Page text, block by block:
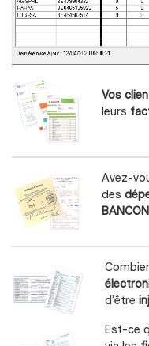
Vos
leurs
Avez-
des
d’être
Est-ce